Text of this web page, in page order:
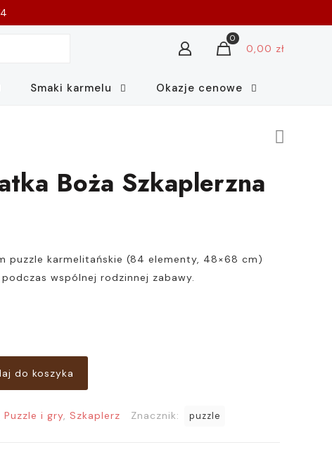
0
0,00 zł
Smaki karmelu Okazje cenowe
Boża Szkaplerzna
puzzle karmelitańskie (84 elementy, 48×68 cm)
wspólnej rodzinnej zabawy.
do koszyka
Puzzle i gry, Szkaplerz Znacznik: puzzle